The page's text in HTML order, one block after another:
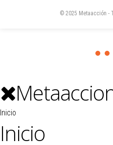
© 2025 Metaacción -
Inicio
Inicio